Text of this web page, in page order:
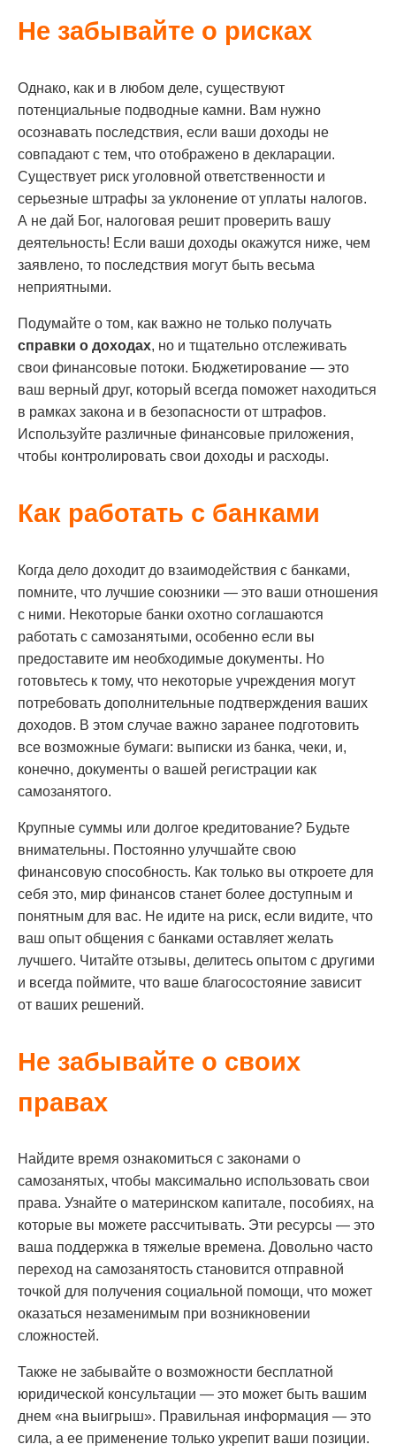
Не забывайте о рисках
Однако, как и в любом деле, существуют
потенциальные подводные камни. Вам нужно
осознавать последствия, если ваши доходы не
совпадают с тем, что отображено в декларации.
Существует риск уголовной ответственности и
серьезные штрафы за уклонение от уплаты налогов.
А не дай Бог, налоговая решит проверить вашу
деятельность! Если ваши доходы окажутся ниже, чем
заявлено, то последствия могут быть весьма
неприятными.
Подумайте о том, как важно не только получать
справки о доходах, но и тщательно отслеживать
свои финансовые потоки. Бюджетирование — это
ваш верный друг, который всегда поможет находиться
в рамках закона и в безопасности от штрафов.
Используйте различные финансовые приложения,
чтобы контролировать свои доходы и расходы.
Как работать с банками
Когда дело доходит до взаимодействия с банками,
помните, что лучшие союзники — это ваши отношения
с ними. Некоторые банки охотно соглашаются
работать с самозанятыми, особенно если вы
предоставите им необходимые документы. Но
готовьтесь к тому, что некоторые учреждения могут
потребовать дополнительные подтверждения ваших
доходов. В этом случае важно заранее подготовить
все возможные бумаги: выписки из банка, чеки, и,
конечно, документы о вашей регистрации как
самозанятого.
Крупные суммы или долгое кредитование? Будьте
внимательны. Постоянно улучшайте свою
финансовую способность. Как только вы откроете для
себя это, мир финансов станет более доступным и
понятным для вас. Не идите на риск, если видите, что
ваш опыт общения с банками оставляет желать
лучшего. Читайте отзывы, делитесь опытом с другими
и всегда поймите, что ваше благосостояние зависит
от ваших решений.
Не забывайте о своих
правах
Найдите время ознакомиться с законами о
самозанятых, чтобы максимально использовать свои
права. Узнайте о материнском капитале, пособиях, на
которые вы можете рассчитывать. Эти ресурсы — это
ваша поддержка в тяжелые времена. Довольно часто
переход на самозанятость становится отправной
точкой для получения социальной помощи, что может
оказаться незаменимым при возникновении
сложностей.
Также не забывайте о возможности бесплатной
юридической консультации — это может быть вашим
днем «на выигрыш». Правильная информация — это
сила, а ее применение только укрепит ваши позиции.